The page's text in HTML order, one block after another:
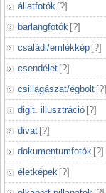
állatfotók [?]
barlangfotók [?]
családi/emlékkép [?]
csendélet [?]
csillagászat/égbolt [?]
digit. illusztráció [?]
divat [?]
dokumentumfotók [?]
életképek [?]